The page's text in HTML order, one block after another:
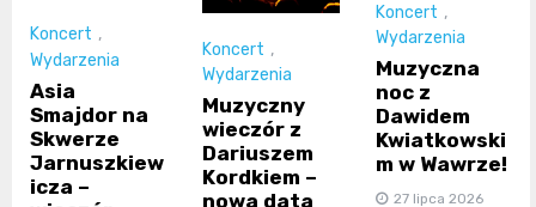
Koncert ,
Wydarzenia
Asia
Smajdor na
Skwerze
Jarnuszkiew
icza –
Koncert ,
Wydarzenia
Muzyczny
wieczór z
Dariuszem
Kordkiem –
nowa data
Koncert ,
Wydarzenia
Muzyczna
noc z
Dawidem
Kwiatkowski
m w Wawrze!
27 lipca 2026